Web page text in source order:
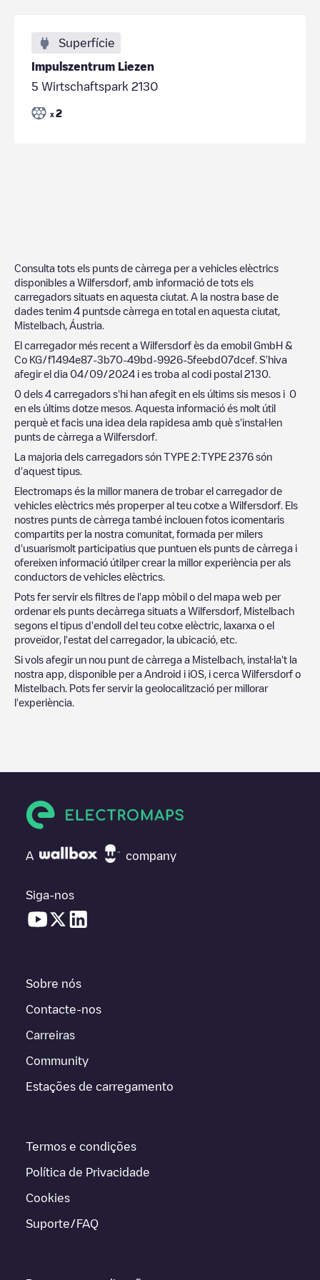
Superfície
Impulszentrum Liezen
5 Wirtschaftspark 2130
x 2
Consulta tots els punts de càrrega per a vehicles elèctrics
disponibles a Wilfersdorf , amb informació de tots els
carregadors situats en aquesta ciutat. A la nostra base de
dades tenim 4 puntsde càrrega en total en aquesta ciutat,
Mistelbach Áustria
El carregador més recent a Wilfersdorf ès da emobil GmbH &
Co KG/f1494e87-3b70-49bd-9926-5feebd07dcef . S'hiva
afegir el dia 04/09/2024 i es troba al codi postal 2130
0 dels 4 carregadors s'hi han afegit en els últims sis mesos i 0
en els últims dotze mesos. Aquesta informació és molt útil
perquè et facis una idea dela rapidesa amb què s'instal·len
punts de càrrega a Wilfersdorf
La majoria dels carregadors són TYPE 2:TYPE 2376 són
d'aquest tipus.
Electromaps és la millor manera de trobar el carregador de
vehicles elèctrics més properper al teu cotxe a Wilfersdorf . Els
nostres punts de càrrega també inclouen fotos icomentaris
compartits per la nostra comunitat, formada per milers
d'usuarismolt participatius que puntuen els punts de càrrega i
ofereixen informació útilper crear la millor experiència per als
conductors de vehicles elèctrics.
Pots fer servir els filtres de l'app mòbil o del mapa web per
ordenar els punts decàrrega situats a Wilfersdorf Mistelbach
segons el tipus d'endoll del teu cotxe elèctric, laxarxa o el
proveïdor, l'estat del carregador, la ubicació, etc.
Si vols afegir un nou punt de càrrega a Mistelbach , instal·la't la
nostra app, disponible per a Android i iOS, i cerca Wilfersdorf o
Mistelbach . Pots fer servir la geolocalització per millorar
l'experiència.
A company
Siga-nos
Sobre nós
Contacte-nos
Carreiras
Community
Estações de carregamento
Termos e condições
Política de Privacidade
Cookies
Suporte/FAQ